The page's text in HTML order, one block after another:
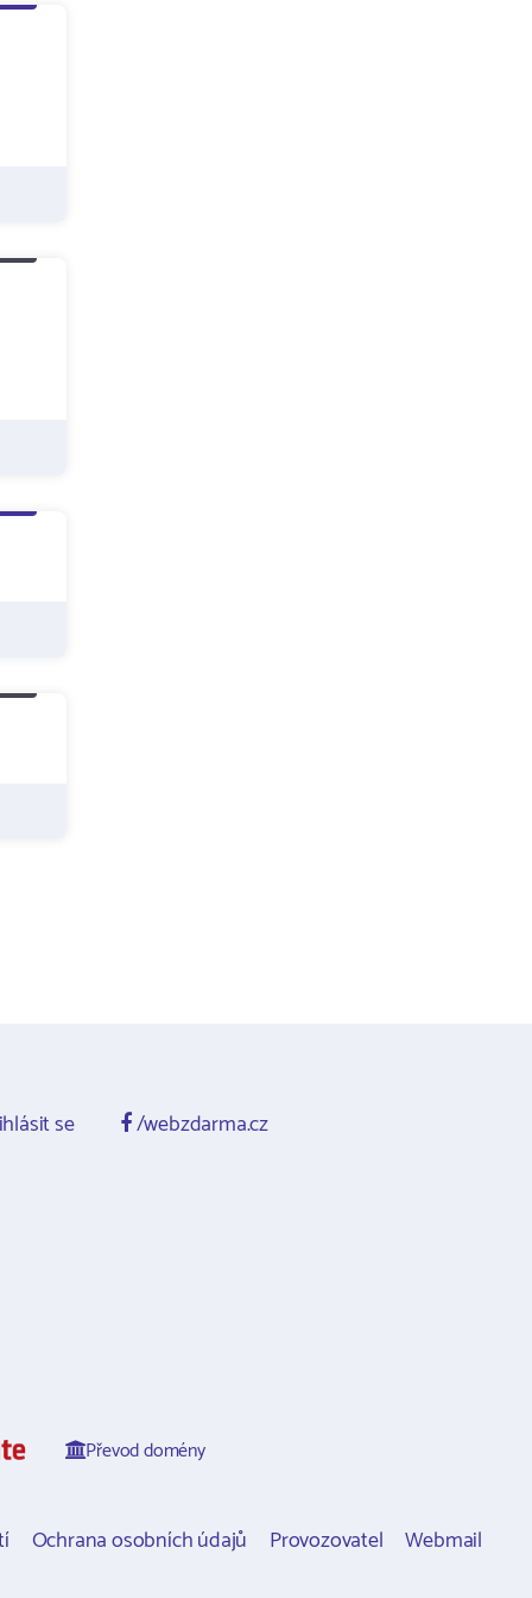
se /webzdarma.cz
Převod domény
Ochrana osobních údajů Provozovatel Webmail